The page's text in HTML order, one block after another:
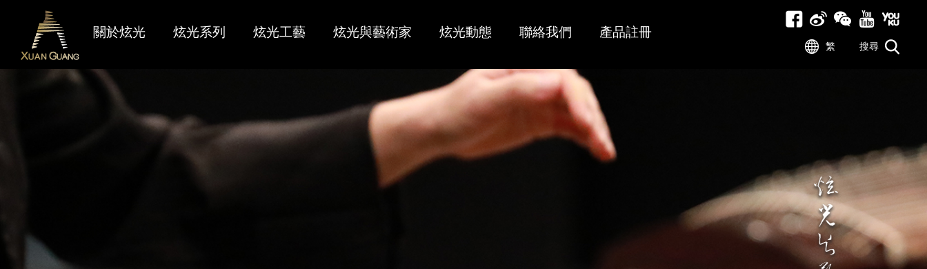
關於炫光
炫光燃點 品牌識別
炫光系列
最新產品 限量產品 大師傑作 炫光古箏
炫光工藝 炫光與藝術家 炫光動態 聯絡我們
聯絡我們 售後服務 經銷商
產品註冊
搜尋
繁